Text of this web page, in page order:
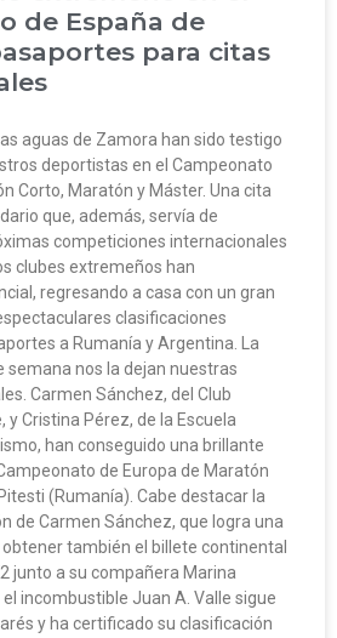
de España de
para citas
aguas de Zamora han sido testigo
deportistas en el Campeonato
Corto, Maratón y Máster. Una cita
que, además, servía de
competiciones internacionales
clubes extremeños han
regresando a casa con un gran
clasificaciones
a Rumanía y Argentina. La
semana nos la dejan nuestras
Carmen Sánchez, del Club
y Cristina Pérez, de la Escuela
han conseguido una brillante
de Europa de Maratón
(Rumanía). Cabe destacar la
de Carmen Sánchez, que logra una
también el billete continental
junto a su compañera Marina
incombustible Juan A. Valle sigue
y ha certificado su clasificación